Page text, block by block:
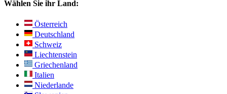
Wählen Sie ihr Land:
Österreich
Deutschland
Schweiz
Liechtenstein
Griechenland
Italien
Niederlande